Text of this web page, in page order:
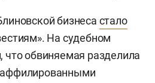
бизнеса стало
На судебном
что обвиняемая разделила